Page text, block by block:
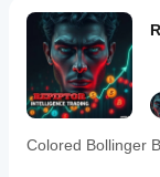
Colored Bollinger